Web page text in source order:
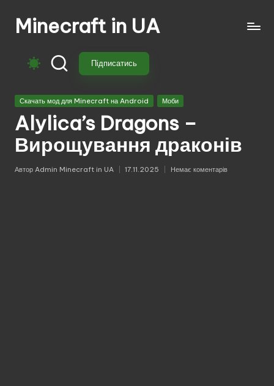
ПерейтиMinecraft in UA
свіжі
моди
Майнкрафт:
моби,
зброя,
техніка,
Завантажуй
Підписатись
Опубліковано
Скачать мод для Minecraft на Android Моби
Alylica’s Dragons –
Вирощування драконів
Опубліковано
Автор Admin Minecraft in UA 17.11.2025 Немає коментарів